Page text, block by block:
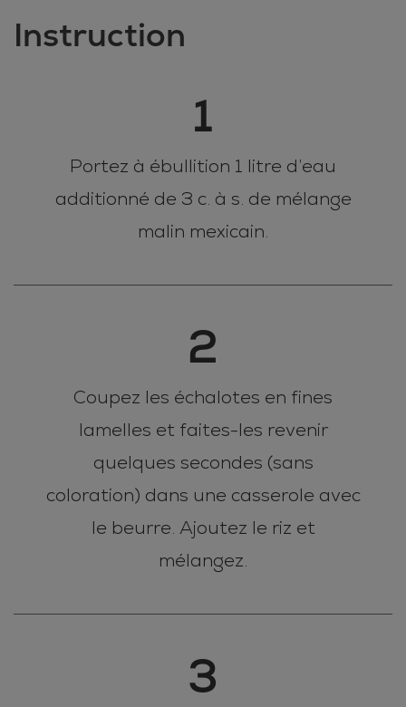
Instruction
1
Portez à ébullition 1 litre d’eau
additionné de 3 c. à s. de mélange
malin mexicain.
2
Coupez les échalotes en fines
lamelles et faites-les revenir
quelques secondes (sans
coloration) dans une casserole avec
le beurre. Ajoutez le riz et
mélangez.
3